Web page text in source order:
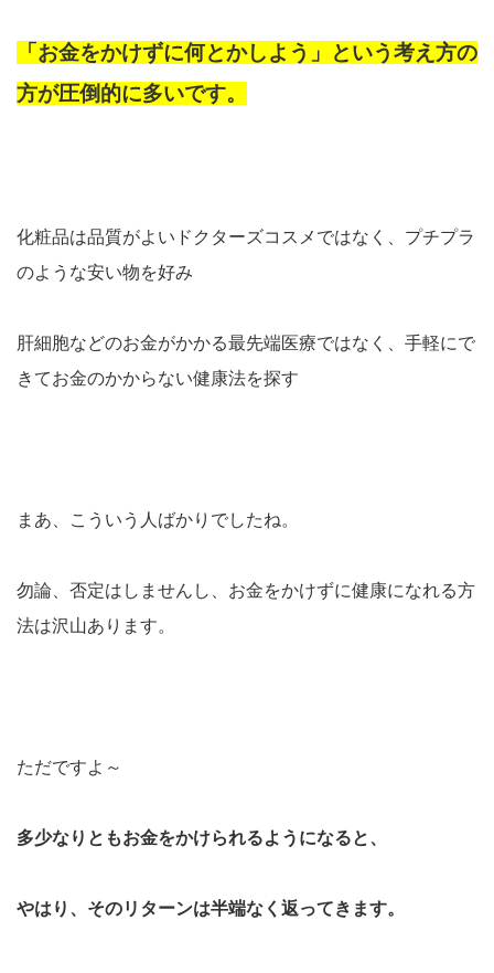
「お金をかけずに何とかしよう」という考え方の
方が圧倒的に多いです。
化粧品は品質がよいドクターズコスメではなく、プチプラ
のような安い物を好み
肝細胞などのお金がかかる最先端医療ではなく、手軽にで
きてお金のかからない健康法を探す
まあ、こういう人ばかりでしたね。
勿論、否定はしませんし、お金をかけずに健康になれる方
法は沢山あります。
ただですよ～
多少なりともお金をかけられるようになると、
やはり、そのリターンは半端なく返ってきます。